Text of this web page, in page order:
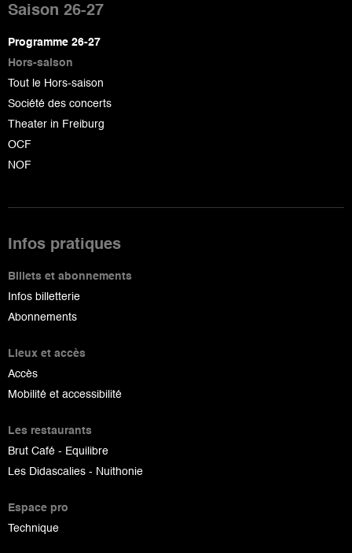
de
page
Saison 26-27
Programme 26-27
Hors-saison
Tout le Hors-saison
Société des concerts
Theater in Freiburg
OCF
NOF
Infos pratiques
Billets et abonnements
Infos billetterie
Abonnements
Lieux et accès
Accès
Mobilité et accessibilité
Les restaurants
Brut Café - Equilibre
Les Didascalies - Nuithonie
Espace pro
Technique